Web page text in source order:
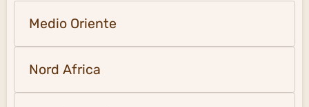
Medio Oriente
Nord Africa